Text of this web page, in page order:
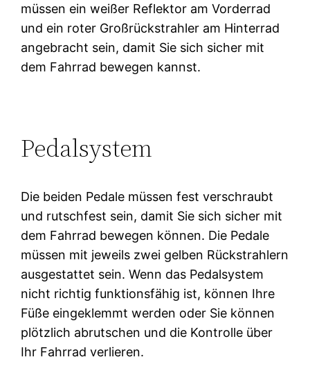
müssen ein weißer Reflektor am Vorderrad
und ein roter Großrückstrahler am Hinterrad
angebracht sein, damit Sie sich sicher mit
dem Fahrrad bewegen kannst.
Pedalsystem
Die beiden Pedale müssen fest verschraubt
und rutschfest sein, damit Sie sich sicher mit
dem Fahrrad bewegen können. Die Pedale
müssen mit jeweils zwei gelben Rückstrahlern
ausgestattet sein. Wenn das Pedalsystem
nicht richtig funktionsfähig ist, können Ihre
Füße eingeklemmt werden oder Sie können
plötzlich abrutschen und die Kontrolle über
Ihr Fahrrad verlieren.